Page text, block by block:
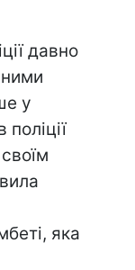
давно
у
поліції
яка